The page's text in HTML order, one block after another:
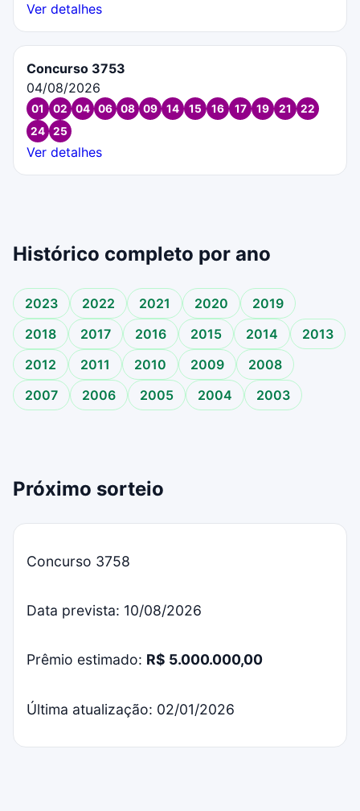
Ver detalhes
Concurso 3753
04/08/2026
01 02 04 06 08 09 14 15 16 17 19 21
22
24
25
Ver detalhes
Histórico completo por ano
2023 2022 2021 2020
2019
2018
2017 2016 2015 2014
2013
2012
2011 2010 2009
2008
2007
2006 2005 2004 2003
Próximo sorteio
Concurso 3758
Data prevista: 10/08/2026
Prêmio estimado: R$ 5.000.000,00
Última atualização: 02/01/2026